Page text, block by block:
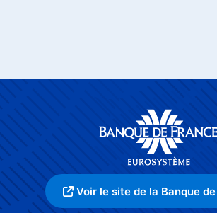
Voir le site de la Banque